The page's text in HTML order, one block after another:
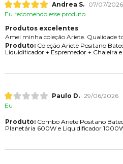
Andrea S.
07/07/2026
Eu recomendo esse produto.
Produtos excelentes
Amei minha coleção Ariete. Qualidade
Produto:Coleção Ariete Positano
Liquidificador + Espremedor + Chaleira
Paulo D. 29/06/2026
Eu
Produto:Combo Ariete Positano
Planetária 600W e Liquidificador